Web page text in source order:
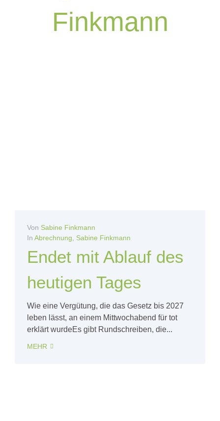
Finkmann
Von Sabine Finkmann
In Abrechnung Sabine Finkmann
Endet mit Ablauf des
heutigen Tages
Wie eine Vergütung, die das Gesetz bis 2027
leben lässt, an einem Mittwochabend für tot
erklärt wurdeEs gibt Rundschreiben, die...
MEHR